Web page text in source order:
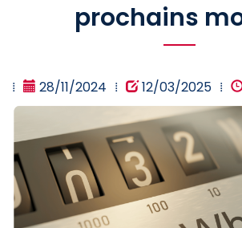
prochains
28/11/2024 12/03/2025